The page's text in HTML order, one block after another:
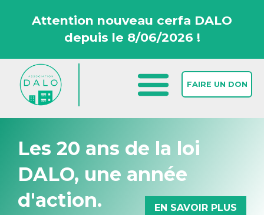
Attention nouveau cerfa DALO
depuis le 8/06/2026 !
FAIRE UN DON
Les 20 ans de la loi
DALO, une année
d'action.
EN SAVOIR PLUS